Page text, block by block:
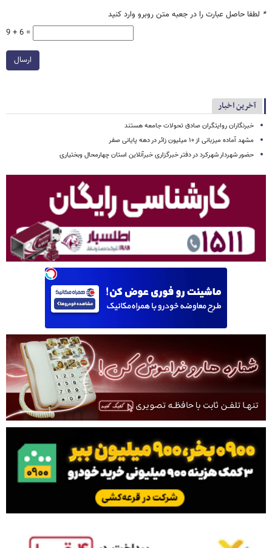
* لطفا حاصل عبارت را در جعبه متن روبرو وارد کنید
9 + 6 =
ارسال
آخرین اخبار
خبرنگاران روایتگران صادق تحولات جامعه هستند
مشهد آماده میزبانی از ۱۰ میلیون زائر در دهه پایانی صفر
حضور شهردار شهرکرد در دفتر خبرگزاری خبرآنلاین استان چهارمحال وبختیاری